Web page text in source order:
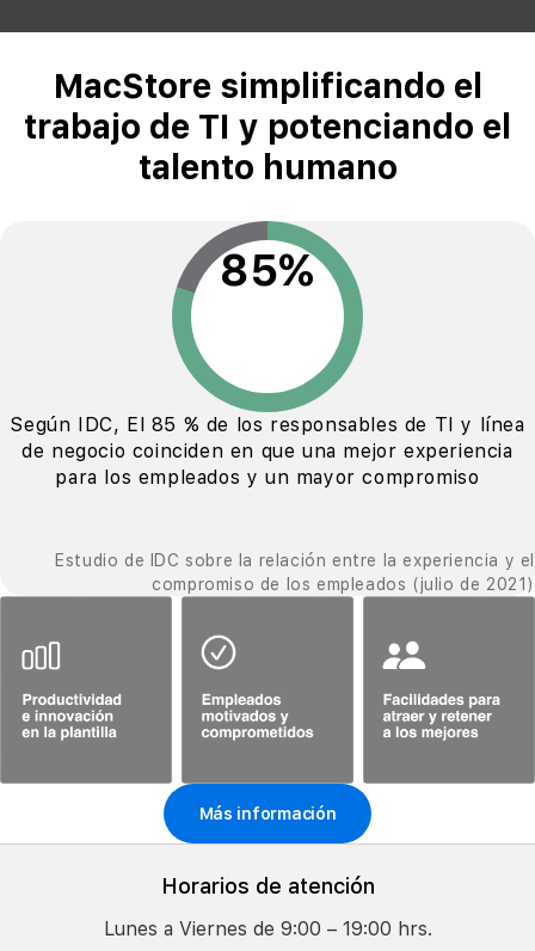
MacStore simplificando el
trabajo de TI y potenciando el
talento humano
85%
Según IDC, El 85 % de los responsables de TI y línea
de negocio coinciden en que una mejor experiencia
para los empleados y un mayor compromiso
Estudio de IDC sobre la relación entre la experiencia y el
compromiso de los empleados (julio de 2021)
Más información
Horarios de atención
Lunes a Viernes de 9:00 – 19:00 hrs.